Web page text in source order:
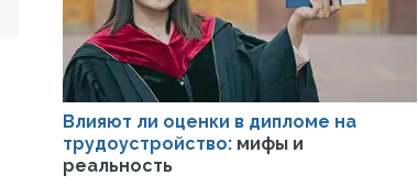
Влияют ли оценки в дипломе на
трудоустройство: мифы и
реальность